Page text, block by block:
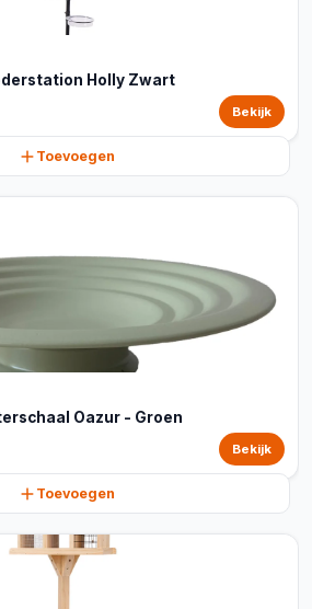
Holly Zwart
Bekijk
Toevoegen
Oazur - Groen
Bekijk
Toevoegen